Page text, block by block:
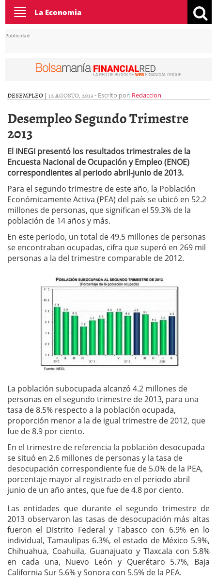
Toggle
navigation
La Economia
Publicidad
DESEMPLEO | 12 AGOSTO, 2013- Escrito por: Redaccion
Desempleo Segundo Trimestre
2013
El INEGI presentó los resultados trimestrales de la
Encuesta Nacional de Ocupación y Empleo (ENOE)
correspondientes al periodo abril-junio de 2013.
Para el segundo trimestre de este año, la Población
Económicamente Activa (PEA) del país se ubicó en 52.2
millones de personas, que significan el 59.3% de la
población de 14 años y más.
En este periodo, un total de 49.5 millones de personas
se encontraban ocupadas, cifra que superó en 269 mil
personas a la del trimestre comparable de 2012.
La población subocupada alcanzó 4.2 millones de
personas en el segundo trimestre de 2013, para una
tasa de 8.5% respecto a la población ocupada,
proporción menor a la de igual trimestre de 2012, que
fue de 8.9 por ciento.
En el trimestre de referencia la población desocupada
se situó en 2.6 millones de personas y la tasa de
desocupación correspondiente fue de 5.0% de la PEA,
porcentaje mayor al registrado en el periodo abril
junio de un año antes, que fue de 4.8 por ciento.
Las entidades que durante el segundo trimestre de
2013 observaron las tasas de desocupación más altas
fueron el Distrito Federal y Tabasco con 6.9% en lo
individual, Tamaulipas 6.3%, el estado de México 5.9%,
Chihuahua, Coahuila, Guanajuato y Tlaxcala con 5.8%
en cada una, Nuevo León y Querétaro 5.7%, Baja
California Sur 5.6% y Sonora con 5.5% de la PEA.